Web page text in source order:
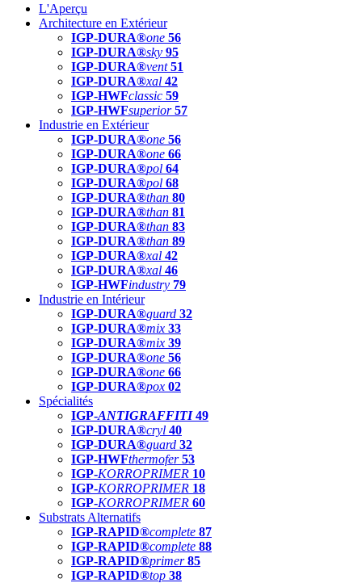
L'Aperçu
Architecture en Extérieur
IGP-DURA®one 56
IGP-DURA®sky 95
IGP-DURA®vent 51
IGP-DURA®xal 42
IGP-HWFclassic 59
IGP-HWFsuperior 57
Industrie en Extérieur
IGP-DURA®one 56
IGP-DURA®one 66
IGP-DURA®pol 64
IGP-DURA®pol 68
IGP-DURA®than 80
IGP-DURA®than 81
IGP-DURA®than 83
IGP-DURA®than 89
IGP-DURA®xal 42
IGP-DURA®xal 46
IGP-HWFindustry 79
Industrie en Intérieur
IGP-DURA®guard 32
IGP-DURA®mix 33
IGP-DURA®mix 39
IGP-DURA®one 56
IGP-DURA®one 66
IGP-DURA®pox 02
Spécialités
IGP-ANTIGRAFFITI49
IGP-DURA®cryl 40
IGP-DURA®guard 32
IGP-HWFthermofer 53
IGP-KORROPRIMER 10
IGP-KORROPRIMER 18
IGP-KORROPRIMER 60
Substrats Alternatifs
IGP-RAPID®complete 87
IGP-RAPID®complete 88
IGP-RAPID®primer 85
IGP-RAPID®top 38